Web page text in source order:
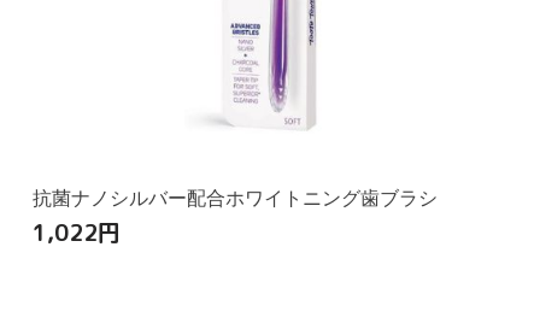
抗菌ナノシルバー配合ホワイトニング歯ブラシ
1,022円